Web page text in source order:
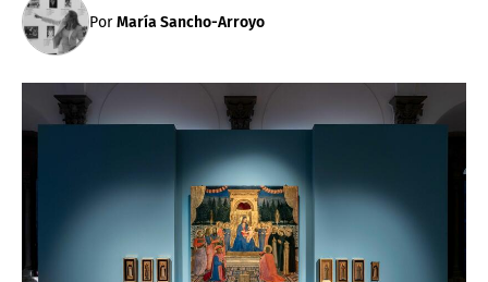
PorMaría Sancho-Arroyo